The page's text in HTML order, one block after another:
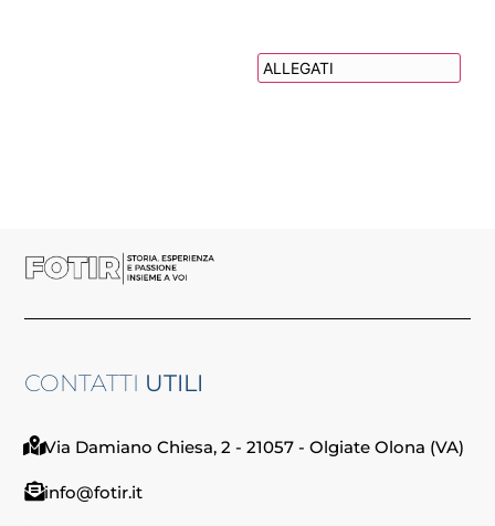
ALLEGATI
CONTATTI UTILI
Via Damiano Chiesa, 2 - 21057 - Olgiate Olona (VA)
info@fotir.it